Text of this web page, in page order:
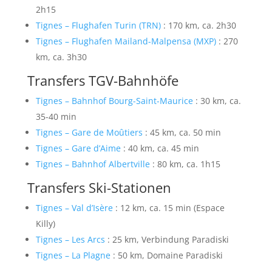
2h15
Tignes – Flughafen Turin (TRN): 170 km, ca. 2h30
Tignes – Flughafen Mailand-Malpensa (MXP): 270
km, ca. 3h30
Transfers TGV-Bahnhöfe
Tignes – Bahnhof Bourg-Saint-Maurice: 30 km, ca.
35-40 min
Tignes – Gare de Moûtiers : 45 km, ca. 50 min
Tignes – Gare d’Aime: 40 km, ca. 45 min
Tignes – Bahnhof Albertville: 80 km, ca. 1h15
Transfers Ski-Stationen
Tignes – Val d’Isère: 12 km, ca. 15 min (Espace
Killy)
Tignes – Les Arcs : 25 km, Verbindung Paradiski
Tignes – La Plagne: 50 km, Domaine Paradiski